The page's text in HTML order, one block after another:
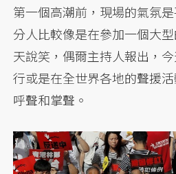
第一個高潮前，現場的氣氛
分人比較像是在參加一個大
天說笑，偶爾主持人報出，
行或是在全世界各地的聲援
呼聲和掌聲。